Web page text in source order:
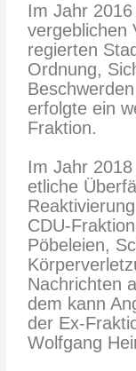
Im Jahr
vergeblichen
regierten
Ordnung,
erfolgte ein
Fraktion.
Im Jahr
etliche
CDU-
Pöbeleien,
Nachrichten
dem kann
der Ex-
Wolfgang